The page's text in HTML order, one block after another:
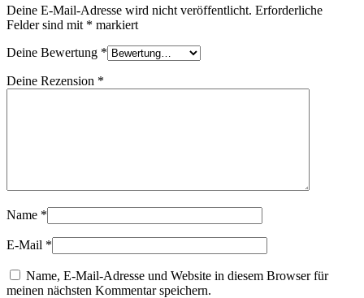
Deine E-Mail-Adresse wird nicht veröffentlicht. Erforderliche
Felder sind mit * markiert
Deine Bewertung *
Deine Rezension *
Name *
E-Mail *
Name, E-Mail-Adresse und Website in diesem Browser für
meinen nächsten Kommentar speichern.